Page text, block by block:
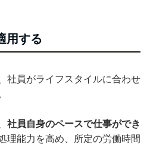
用する
社員がライフスタイルに合わせ
社員自身のペースで仕事ができ
理能力を高め、所定の労働時間